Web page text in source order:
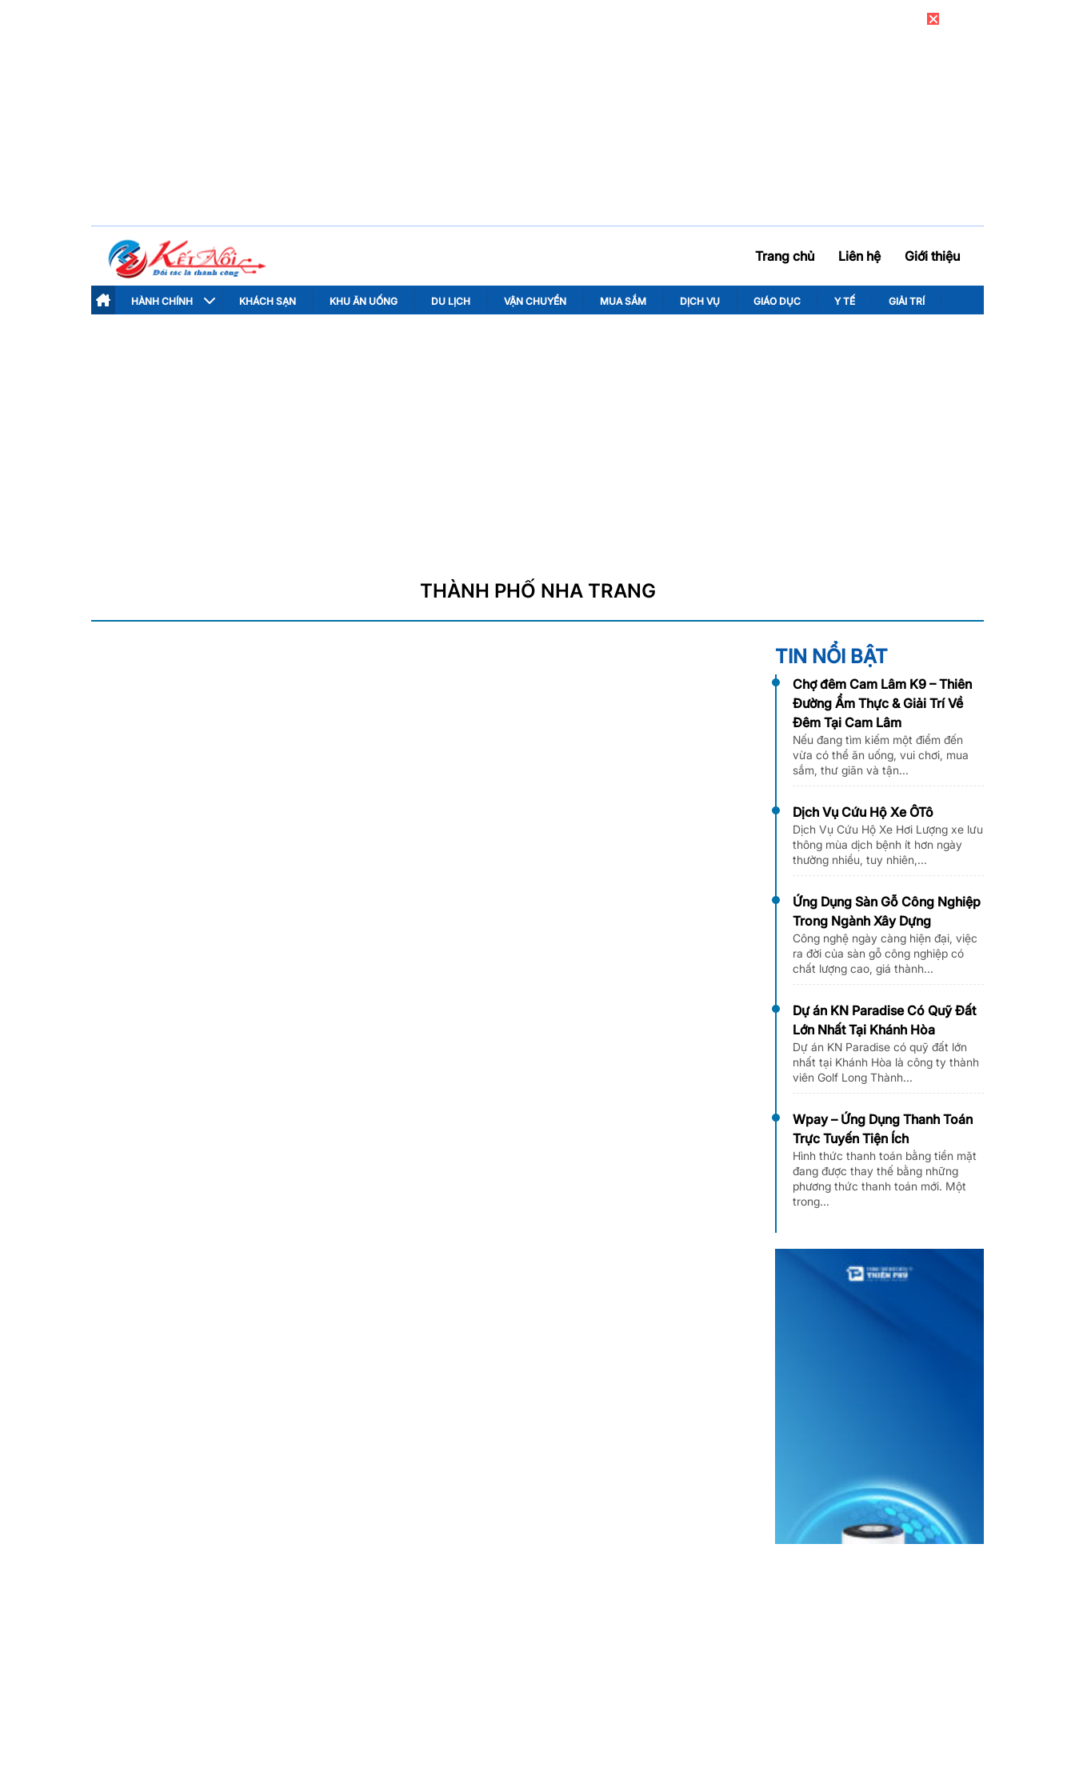
Trang chủ Liên hệ Giới thiệu
HÀNH CHÍNH KHÁCH SẠN KHU ĂN UỐNG DU LỊCH VẬN CHUYỂN MUA SẮM DỊCH VỤ GIÁO DỤC Y TẾ GIẢI TRÍ
THÀNH PHỐ NHA TRANG
TIN NỔI BẬT
Chợ đêm Cam Lâm K9 – Thiên
Đường Ẩm Thực & Giải Trí Về
Đêm Tại Cam Lâm
Nếu đang tìm kiếm một điểm đến
vừa có thể ăn uống, vui chơi, mua
sắm, thư giãn và tận...
Dịch Vụ Cứu Hộ Xe ÔTô
Dịch Vụ Cứu Hộ Xe Hơi Lượng xe lưu
thông mùa dịch bệnh ít hơn ngày
thường nhiều, tuy nhiên,...
Ứng Dụng Sàn Gỗ Công Nghiệp
Trong Ngành Xây Dựng
Công nghệ ngày càng hiện đại, việc
ra đời của sàn gỗ công nghiệp có
chất lượng cao, giá thành...
Dự án KN Paradise Có Quỹ Đất
Lớn Nhất Tại Khánh Hòa
Dự án KN Paradise có quỹ đất lớn
nhất tại Khánh Hòa là công ty thành
viên Golf Long Thành...
Wpay – Ứng Dụng Thanh Toán
Trực Tuyến Tiện Ích
Hình thức thanh toán bằng tiền mặt
đang được thay thế bằng những
phương thức thanh toán mới. Một
trong...